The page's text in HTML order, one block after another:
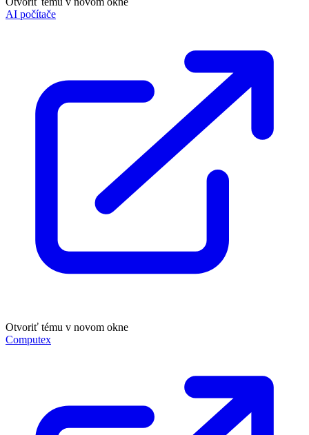
AI počítače
Otvoriť tému v novom okne
Computex